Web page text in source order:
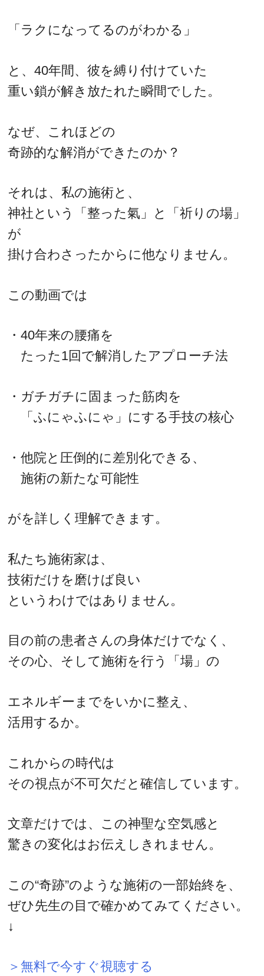
「ラクになってるのがわかる」
と、40年間、彼を縛り付けていた
重い鎖が解き放たれた瞬間でした。
なぜ、これほどの
奇跡的な解消ができたのか？
それは、私の施術と、
神社という「整った氣」と「祈りの場」
が
掛け合わさったからに他なりません。
この動画では
・40年来の腰痛を
たった1回で解消したアプローチ法
・ガチガチに固まった筋肉を
「ふにゃふにゃ」にする手技の核心
・他院と圧倒的に差別化できる、
施術の新たな可能性
がを詳しく理解できます。
私たち施術家は、
技術だけを磨けば良い
というわけではありません。
目の前の患者さんの身体だけでなく、
その心、そして施術を行う「場」の
エネルギーまでをいかに整え、
活用するか。
これからの時代は
その視点が不可欠だと確信しています。
文章だけでは、この神聖な空気感と
驚きの変化はお伝えしきれません。
この“奇跡”のような施術の一部始終を、
ぜひ先生の目で確かめてみてください。
↓
＞無料で今すぐ視聴する